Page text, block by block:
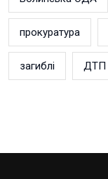
прокуратура
загиблі ДТП